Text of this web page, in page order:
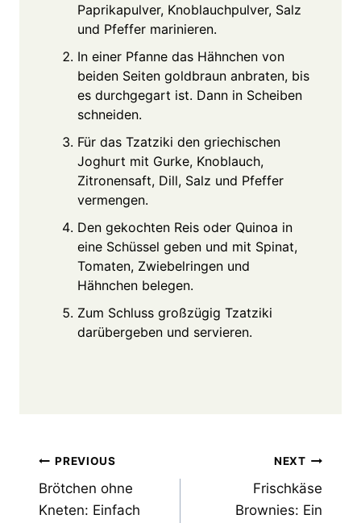
Paprikapulver, Knoblauchpulver, Salz
und Pfeffer marinieren.
In einer Pfanne das Hähnchen von
beiden Seiten goldbraun anbraten, bis
es durchgegart ist. Dann in Scheiben
schneiden.
Für das Tzatziki den griechischen
Joghurt mit Gurke, Knoblauch,
Zitronensaft, Dill, Salz und Pfeffer
vermengen.
Den gekochten Reis oder Quinoa in
eine Schüssel geben und mit Spinat,
Tomaten, Zwiebelringen und
Hähnchen belegen.
Zum Schluss großzügig Tzatziki
darübergeben und servieren.
Post
navigation
PREVIOUS
Brötchen ohne
Kneten: Einfach
NEXT
Frischkäse
Brownies: Ein